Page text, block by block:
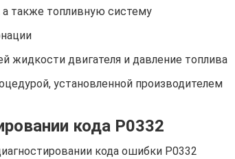
а также топливную систему
жидкости двигателя и давление топлива
установленной производителем
кода P0332
кода ошибки P0332